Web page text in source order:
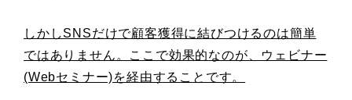
しかしSNSだけで顧客獲得に結びつけるのは簡単
ではありません。ここで効果的なのが、ウェビナー
(Webセミナー)を経由することです。